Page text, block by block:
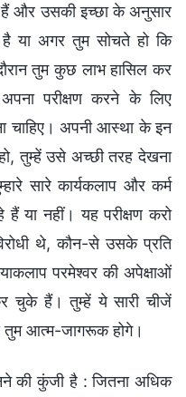
हैं और उसकी इच्छा के अनुसार
या अगर तुम सोचते हो कि
तुम कुछ लाभ हासिल कर
परीक्षण करने के लिए
चाहिए। अपनी आस्था के इन
हो, तुम्हें उसे अच्छी तरह देखना
सारे कार्यकलाप और कर्म
या नहीं। यह परीक्षण करो
थे, कौन-से उसके प्रति
परमेश्वर की अपेक्षाओं
चुके हैं। तुम्हें ये सारी चीजें
तुम आत्म-जागरूक होगे।
की कुंजी है : जितना अधिक